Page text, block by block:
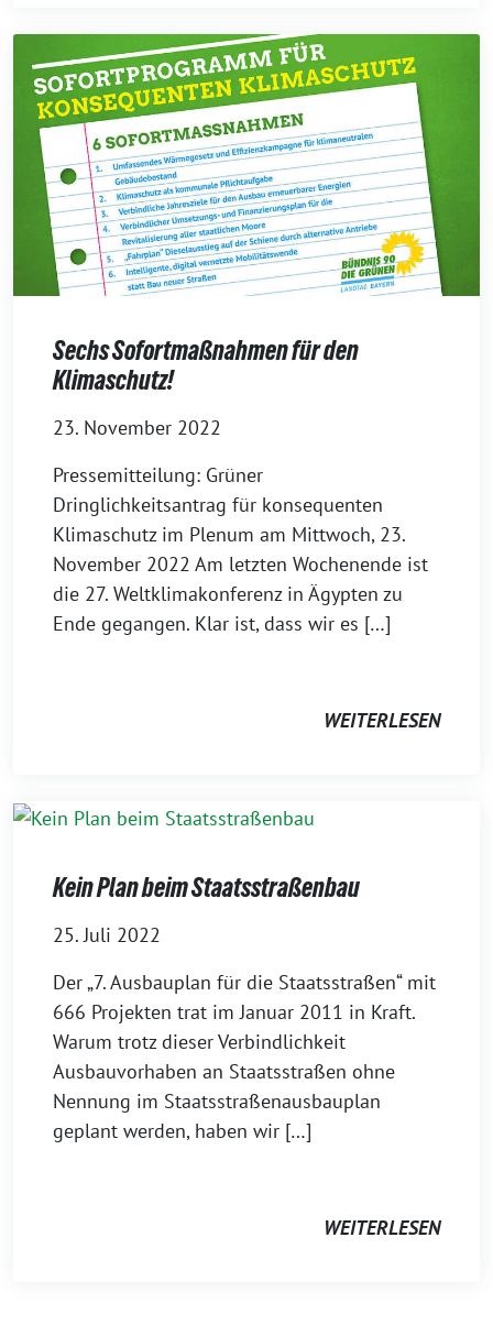
Sechs Sofortmaßnahmen für den
Klimaschutz!
23. November 2022
Pressemitteilung: Grüner
Dringlichkeitsantrag für konsequenten
Klimaschutz im Plenum am Mittwoch, 23.
November 2022 Am letzten Wochenende ist
die 27. Weltklimakonferenz in Ägypten zu
Ende gegangen. Klar ist, dass wir es […]
WEITERLESEN
Kein Plan beim Staatsstraßenbau
25. Juli 2022
Der „7. Ausbauplan für die Staatsstraßen“ mit
666 Projekten trat im Januar 2011 in Kraft.
Warum trotz dieser Verbindlichkeit
Ausbauvorhaben an Staatsstraßen ohne
Nennung im Staatsstraßenausbauplan
geplant werden, haben wir […]
WEITERLESEN